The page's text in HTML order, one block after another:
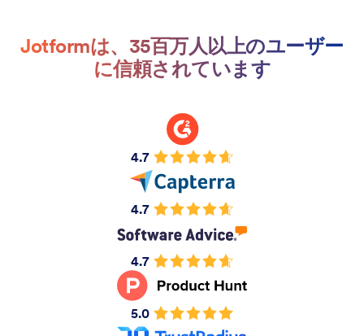
Jotformは、35百万人以上のユーザー
に信頼されています
4.7
4.7
4.7
5.0